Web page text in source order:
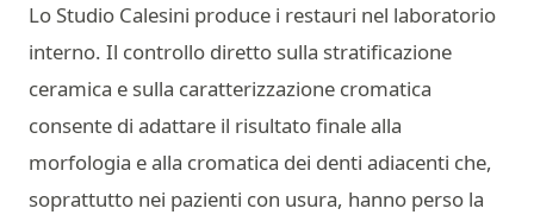
Lo Studio Calesini produce i restauri nel laboratorio
interno. Il controllo diretto sulla stratificazione
ceramica e sulla caratterizzazione cromatica
consente di adattare il risultato finale alla
morfologia e alla cromatica dei denti adiacenti che,
soprattutto nei pazienti con usura, hanno perso la